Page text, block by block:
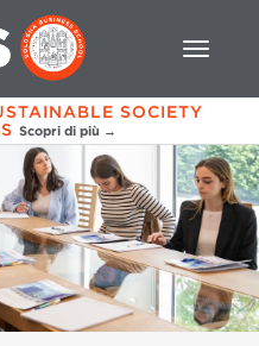
SOCIETY
Scopri di più →